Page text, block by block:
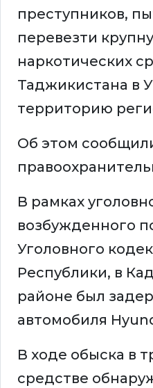
преступников,
перевезти
наркотических
Таджикистана в
территорию
Об этом
В рамках
возбужденного
Уголовного
Республики, в
районе был
автомобиля
В ходе обыска в
средстве